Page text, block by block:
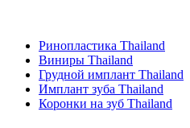
Ринопластика Thailand
Виниры Thailand
Грудной имплант Thailand
Имплант зуба Thailand
Коронки на зуб Thailand